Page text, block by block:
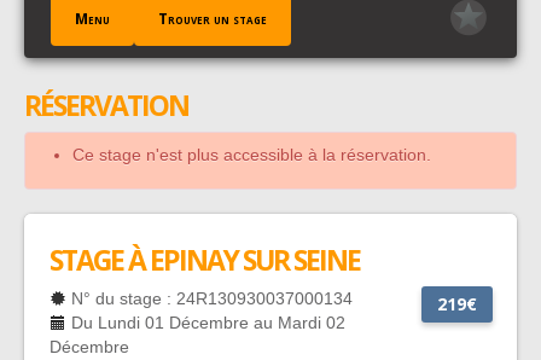
Menu Trouver un stage
ACCUEIL
TROUVER UN STAGE
EN SAVOIR +
RÉSERVATION
Ce stage n'est plus accessible à la réservation.
STAGE À EPINAY SUR SEINE
219€
N° du stage : 24R130930037000134
Du Lundi 01 Décembre au Mardi 02
Décembre